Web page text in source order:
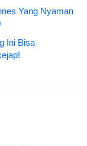
Yang Nyaman
Ini Bisa